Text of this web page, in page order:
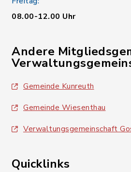
08.00-12.00 Uhr
Andere
Gemeinde Kunreuth
Gemeinde Wiesenthau
Verwaltungsgemeinschaft
Quicklinks